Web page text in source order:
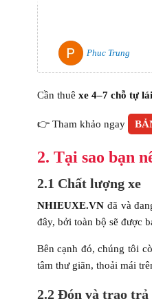
Phuc Trung
Cần thuê xe 4–7 chỗ tự lái
👉 Tham khảo ngay
2. Tại sao bạn
2.1 Chất lượng xe
NHIEUXE.VNđã và
đây, bởi toàn bộ sẽ được
Bên cạnh đó, chúng tôi
tâm thư giãn, thoải mái
2.2 Đón và trao trả